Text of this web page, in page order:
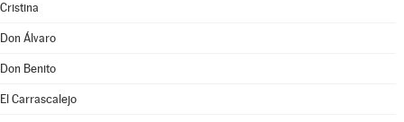
Cristina
Don Álvaro
Don Benito
El Carrascalejo